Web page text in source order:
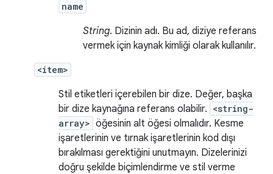
name
String. Dizinin adı. Bu ad, diziye referans
vermek için kaynak kimliği olarak kullanılır.
<item>
Stil etiketleri içerebilen bir dize. Değer, başka
bir dize kaynağına referans olabilir. <string-
array> öğesinin alt öğesi olmalıdır. Kesme
işaretlerinin ve tırnak işaretlerinin kod dışı
bırakılması gerektiğini unutmayın. Dizelerinizi
doğru şekilde biçimlendirme ve stil verme